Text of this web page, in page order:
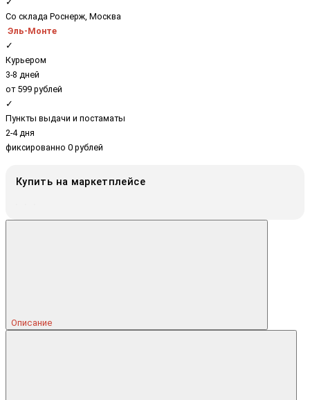
Со склада Роснерж, Москва
Эль-Монте
✓
Курьером
3-8 дней
от 599 рублей
✓
Пункты выдачи и постаматы
2-4 дня
фиксированно 0 рублей
Купить на маркетплейсе
Описание